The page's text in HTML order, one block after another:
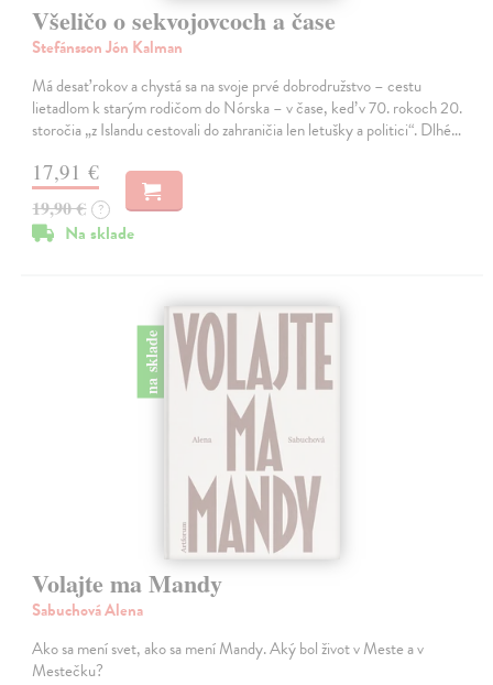
Všeličo o sekvojovcoch a čase
Stefánsson Jón Kalman
Má desať rokov a chystá sa na svoje prvé dobrodružstvo – cestu
lietadlom k starým rodičom do Nórska – v čase, keď v 70. rokoch 20.
storočia „z Islandu cestovali do zahraničia len letušky a politici“. Dlhé…
17,91 €
19,90 € ?
Na sklade
na sklade
Volajte ma Mandy
Sabuchová Alena
Ako sa mení svet, ako sa mení Mandy. Aký bol život v Meste a v
Mestečku?